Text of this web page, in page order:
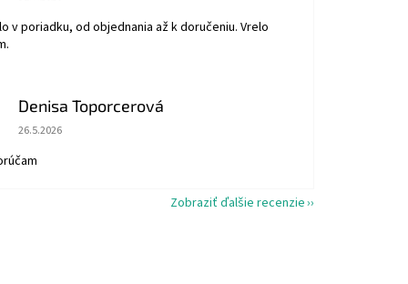
v poriadku, od objednania až k doručeniu. Vrelo
Denisa Toporcerová
Hodnotenie obchodu je 5 z 5 hviezdičiek.
26.5.2026
Zobraziť ďalšie recenzie